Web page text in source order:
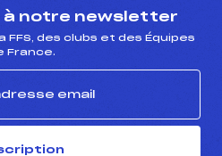
à notre newsletter
FFS, des clubs et des Équipes
France.